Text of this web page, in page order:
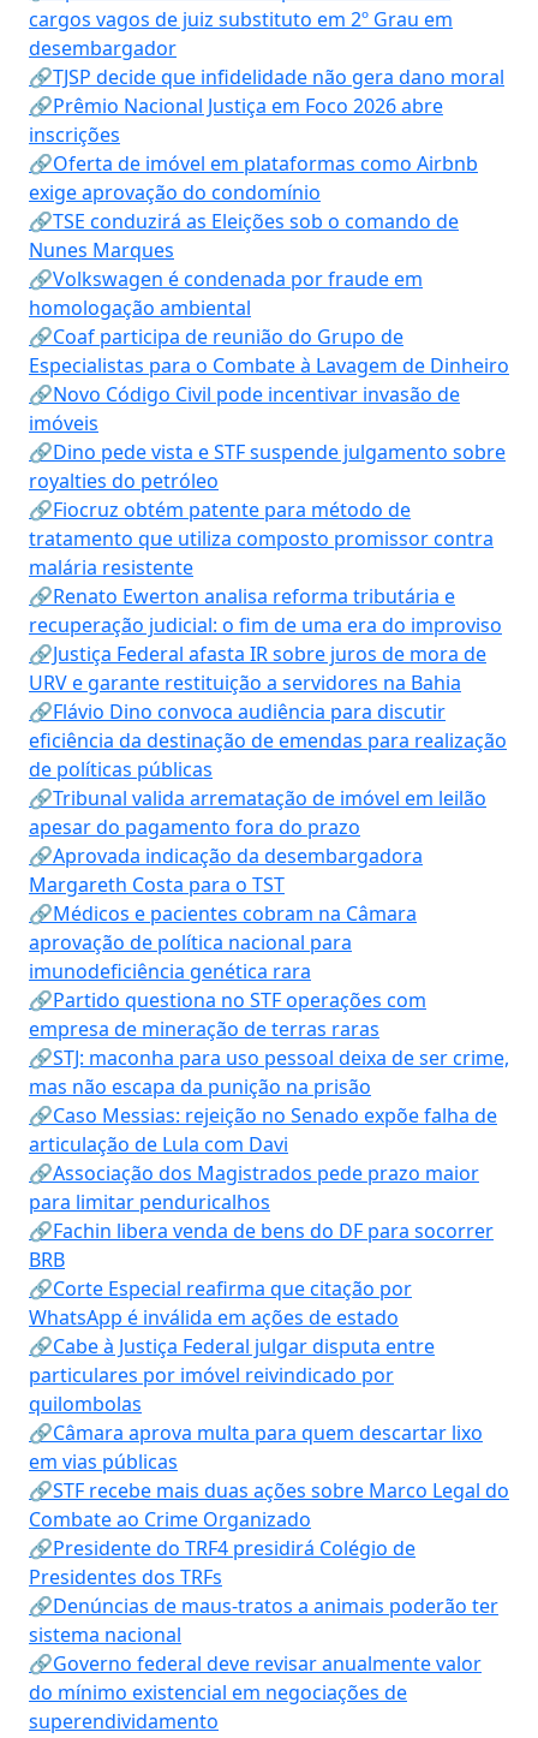
cargos vagos de juiz substituto em 2º Grau em
desembargador
🔗TJSP decide que infidelidade não gera dano moral
🔗Prêmio Nacional Justiça em Foco 2026 abre
inscrições
🔗Oferta de imóvel em plataformas como Airbnb
exige aprovação do condomínio
🔗TSE conduzirá as Eleições sob o comando de
Nunes Marques
🔗Volkswagen é condenada por fraude em
homologação ambiental
🔗Coaf participa de reunião do Grupo de
Especialistas para o Combate à Lavagem de Dinheiro
🔗Novo Código Civil pode incentivar invasão de
imóveis
🔗Dino pede vista e STF suspende julgamento sobre
royalties do petróleo
🔗Fiocruz obtém patente para método de
tratamento que utiliza composto promissor contra
malária resistente
🔗Renato Ewerton analisa reforma tributária e
recuperação judicial: o fim de uma era do improviso
🔗Justiça Federal afasta IR sobre juros de mora de
URV e garante restituição a servidores na Bahia
🔗Flávio Dino convoca audiência para discutir
eficiência da destinação de emendas para realização
de políticas públicas
🔗Tribunal valida arrematação de imóvel em leilão
apesar do pagamento fora do prazo
🔗Aprovada indicação da desembargadora
Margareth Costa para o TST
🔗Médicos e pacientes cobram na Câmara
aprovação de política nacional para
imunodeficiência genética rara
🔗Partido questiona no STF operações com
empresa de mineração de terras raras
🔗STJ: maconha para uso pessoal deixa de ser crime,
mas não escapa da punição na prisão
🔗Caso Messias: rejeição no Senado expõe falha de
articulação de Lula com Davi
🔗Associação dos Magistrados pede prazo maior
para limitar penduricalhos
🔗Fachin libera venda de bens do DF para socorrer
BRB
🔗Corte Especial reafirma que citação por
WhatsApp é inválida em ações de estado
🔗Cabe à Justiça Federal julgar disputa entre
particulares por imóvel reivindicado por
quilombolas
🔗Câmara aprova multa para quem descartar lixo
em vias públicas
🔗STF recebe mais duas ações sobre Marco Legal do
Combate ao Crime Organizado
🔗Presidente do TRF4 presidirá Colégio de
Presidentes dos TRFs
🔗Denúncias de maus-tratos a animais poderão ter
sistema nacional
🔗Governo federal deve revisar anualmente valor
do mínimo existencial em negociações de
superendividamento